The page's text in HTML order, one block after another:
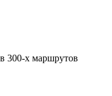
300-х маршрутов